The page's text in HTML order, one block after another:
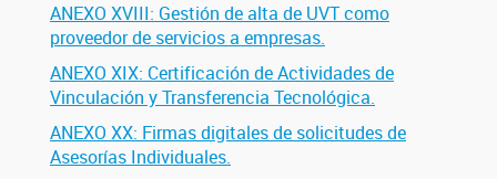
ANEXO XVIII: Gestión de alta de UVT como
proveedor de servicios a empresas.
ANEXO XIX: Certificación de Actividades de
Vinculación y Transferencia Tecnológica.
ANEXO XX: Firmas digitales de solicitudes de
Asesorías Individuales.